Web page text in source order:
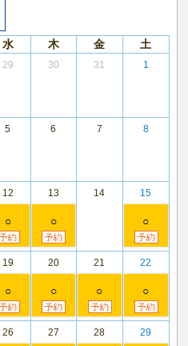
水 木 金 土
29 30 31 1
5 6 7 8
12
○
13
○
14 15
○
19
○
20
○
21
○
22
○
26 27 28 29